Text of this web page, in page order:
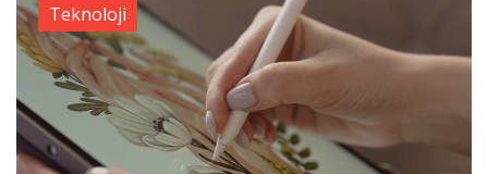
Teknoloji